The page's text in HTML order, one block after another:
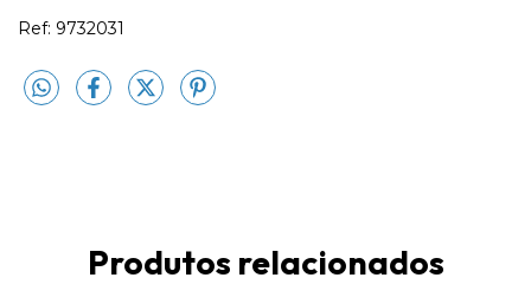
Ref: 9732031
Produtos relacionados